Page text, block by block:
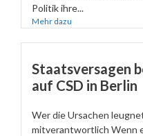
Politik ihre...
Mehr dazu
Staatsversagen
auf CSD in Berlin
Wer die Ursachen
mitverantwortlich Wenn